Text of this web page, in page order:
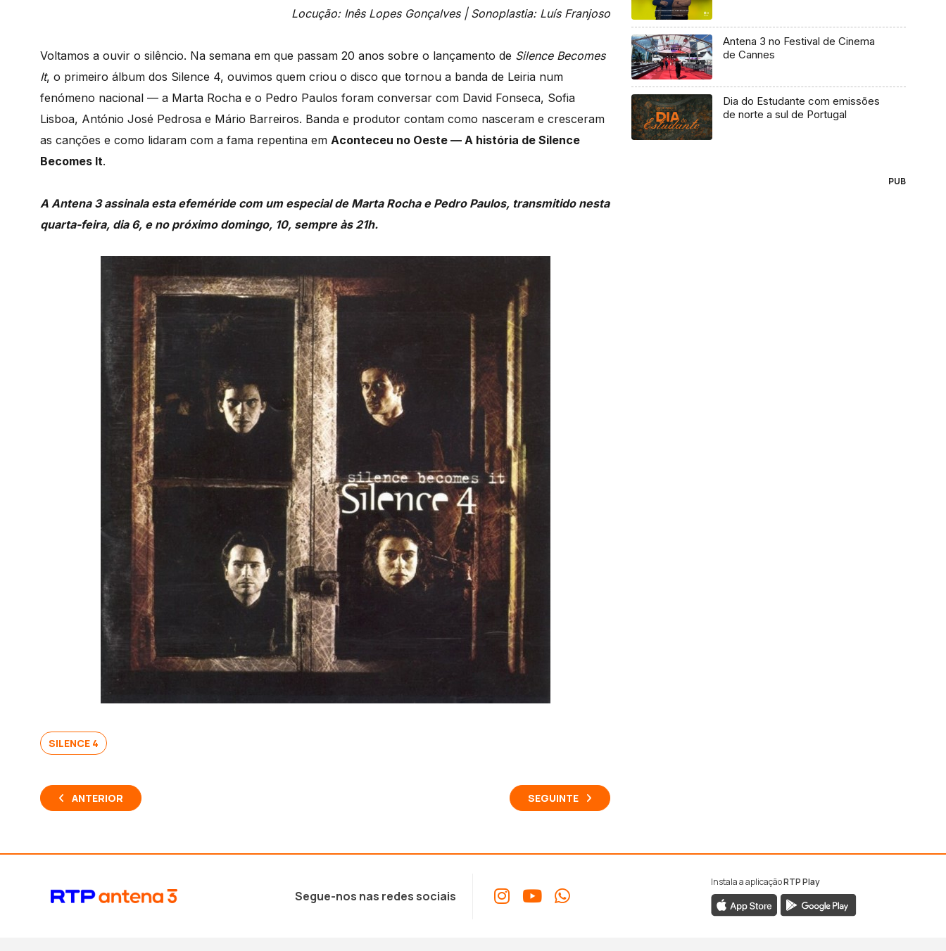
Locução: Inês Lopes Gonçalves | Sonoplastia: Luís Franjoso
Voltamos a ouvir o silêncio. Na semana em que passam 20 anos sobre o lançamento de Silence Becomes
It, o primeiro álbum dos Silence 4, ouvimos quem criou o disco que tornou a banda de Leiria num
fenómeno nacional — a Marta Rocha e o Pedro Paulos foram conversar com David Fonseca, Sofia
Lisboa, António José Pedrosa e Mário Barreiros. Banda e produtor contam como nasceram e cresceram
as canções e como lidaram com a fama repentina em Aconteceu no Oeste — A história de Silence
Becomes It.
A Antena 3 assinala esta efeméride com um especial de Marta Rocha e Pedro Paulos, transmitido nesta
quarta-feira, dia 6, e no próximo domingo, 10, sempre às 21h.
SILENCE 4
ANTERIOR SEGUINTE
Antena 3 no Festival de Cinema
de Cannes
Dia do Estudante com emissões
de norte a sul de Portugal
PUB
Segue-nos nas redes sociais
Instala a aplicaçãoRTP Play